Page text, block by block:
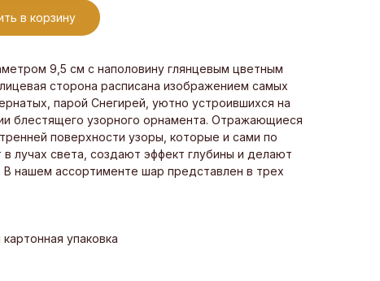
в корзину
9,5 см с наполовину глянцевым цветным
сторона расписана изображением самых
парой Снегирей, уютно устроившихся на
блестящего узорного орнамента. Отражающиеся
поверхности узоры, которые и сами по
лучах света, создают эффект глубины и делают
нашем ассортименте шар представлен в трех
упаковка